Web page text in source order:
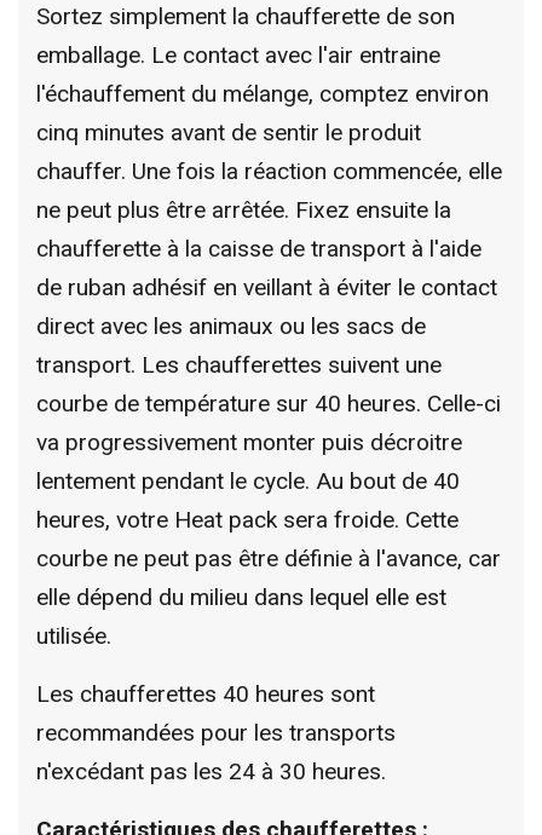
Sortez simplement la chaufferette de son
emballage. Le contact avec l'air entraine
l'échauffement du mélange, comptez environ
cinq minutes avant de sentir le produit
chauffer. Une fois la réaction commencée, elle
ne peut plus être arrêtée. Fixez ensuite la
chaufferette à la caisse de transport à l'aide
de ruban adhésif en veillant à éviter le contact
direct avec les animaux ou les sacs de
transport. Les chaufferettes suivent une
courbe de température sur 40 heures. Celle-ci
va progressivement monter puis décroitre
lentement pendant le cycle. Au bout de 40
heures, votre Heat pack sera froide. Cette
courbe ne peut pas être définie à l'avance, car
elle dépend du milieu dans lequel elle est
utilisée.
Les chaufferettes 40 heures sont
recommandées pour les transports
n'excédant pas les 24 à 30 heures.
Caractéristiques des chaufferettes :